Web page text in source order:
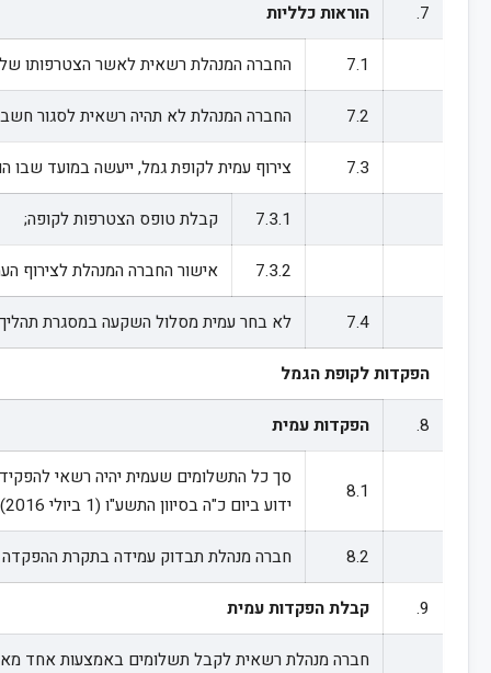
7. הוראות כלליות
7.1 החברה המנהלת רשאית לאשר הצטרפותו של
7.2 החברה המנהלת לא תהיה רשאית לסגור חשבון
7.3 צירוף עמית לקופת גמל, ייעשה במועד שבו
7.3.1 קבלת טופס הצטרפות לקופה;
7.3.2 אישור החברה המנהלת לצירוף
7.4 לא בחר עמית מסלול השקעה במסגרת
הפקדות לקופת הגמל
8. הפקדות עמית
8.1
ידוע ביום כ"ה בסיוון התשע"ו (1 ביולי 2016).
8.2 חברה מנהלת תבדוק עמידה בתקרת
9. קבלת הפקדות עמית
חברה מנהלת רשאית לקבל תשלומים באמצעות אחד